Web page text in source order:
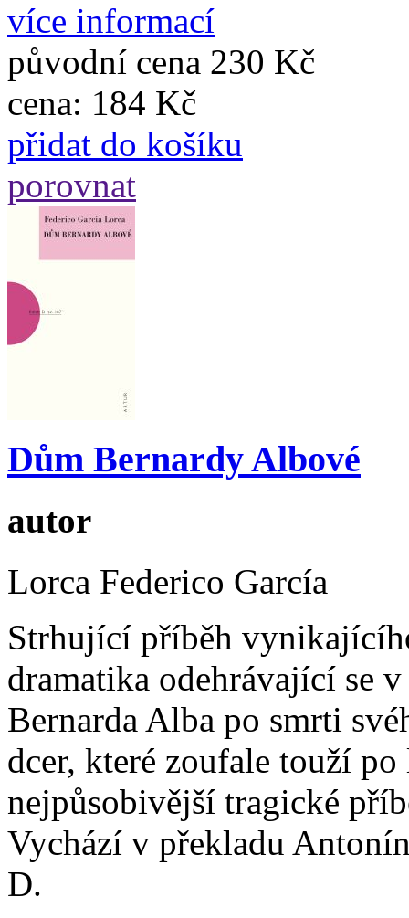
více informací
původní cena 230 Kč
cena: 184 Kč
přidat do košíku
porovnat
Dům Bernardy Albové
autor
Lorca Federico García
Strhující příběh
dramatika odehrávající se
Bernarda Alba po smrti
dcer, které zoufale touží
nejpůsobivější tragické
Vychází v překladu
D.